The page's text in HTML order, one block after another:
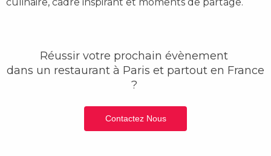
Réussir votre prochain évènement
dans un restaurant à Paris et partout en France
?
Contactez Nous